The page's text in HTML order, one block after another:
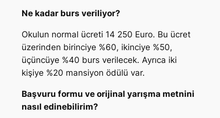
Ne kadar burs veriliyor?
Okulun normal ücreti 14 250 Euro. Bu ücret
üzerinden birinciye %60, ikinciye %50,
üçüncüye %40 burs verilecek. Ayrıca iki
kişiye %20 mansiyon ödülü var.
Başvuru formu ve orijinal yarışma metnini
nasıl edinebilirim?